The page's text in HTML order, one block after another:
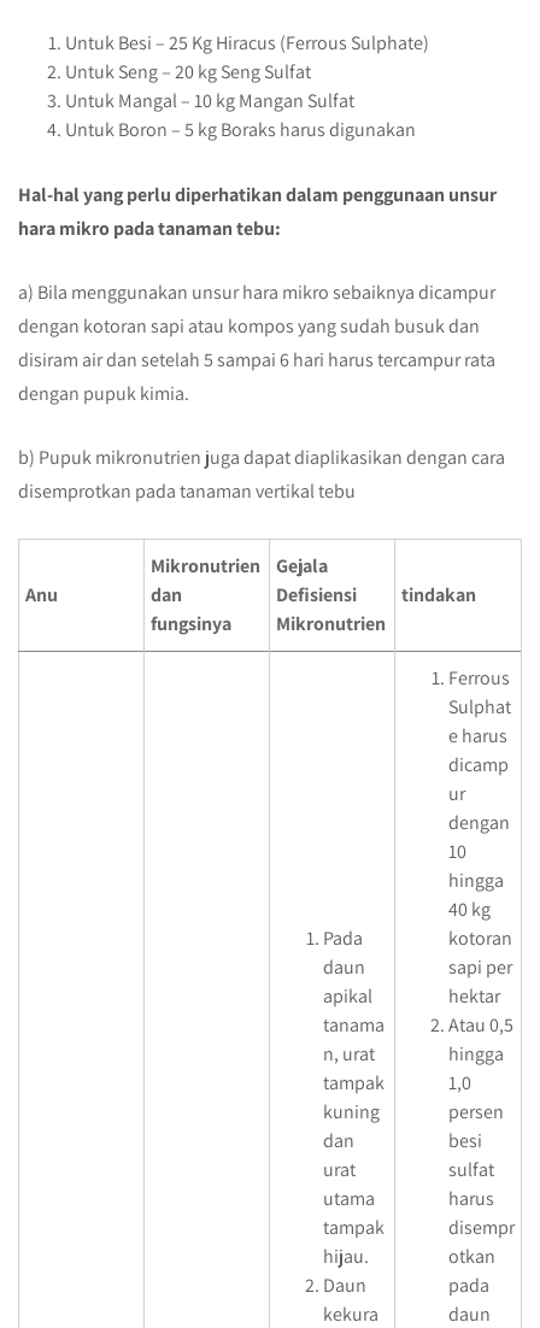
Untuk Besi – 25 Kg Hiracus (Ferrous Sulphate)
Untuk Seng – 20 kg Seng Sulfat
Untuk Mangal – 10 kg Mangan Sulfat
Untuk Boron – 5 kg Boraks harus digunakan
Hal-hal yang perlu diperhatikan dalam penggunaan unsur
hara mikro pada tanaman tebu:
a) Bila menggunakan unsur hara mikro sebaiknya dicampur
dengan kotoran sapi atau kompos yang sudah busuk dan
disiram air dan setelah 5 sampai 6 hari harus tercampur rata
dengan pupuk kimia.
b) Pupuk mikronutrien juga dapat diaplikasikan dengan cara
disemprotkan pada tanaman vertikal tebu
Anu
Mikronutrien
dan
fungsinya
Gejala
Defisiensi
Mikronutrien
tindakan
Pada
daun
apikal
tanama
n, urat
tampak
kuning
dan
urat
utama
tampak
hijau.
Daun
kekura
Ferrous
Sulphat
e harus
dicamp
ur
dengan
10
hingga
40 kg
kotoran
sapi per
hektar
Atau 0,5
hingga
1,0
persen
besi
sulfat
harus
disempr
otkan
pada
daun